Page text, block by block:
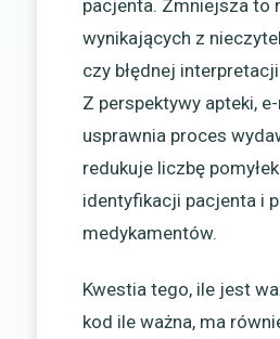
pacjenta. Zmniejsza to
wynikających z
czy błędnej
Z perspektywy apteki,
usprawnia proces
redukuje liczbę
identyfikacji pacjenta i
medykamentów.
Kwestia tego, ile jest
kod ile ważna, ma